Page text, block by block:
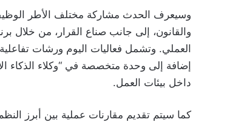
وسيعرف الحدث مشاركة مختلف الأطر
والقانون، إلى جانب صناع القرار، من خلال
إضافة إلى وحدة متخصصة في “وكلاء الذكاء
داخل بيئات العمل.